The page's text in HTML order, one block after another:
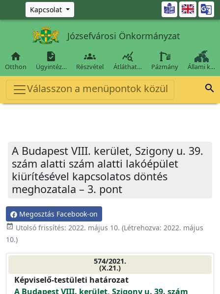
Ugrás a fő tartalomra
Kapcsolat 
Józsefvárosi Önkormányzat

Otthon

Ügyintéz…

Részvétel

Átláthat… Pázmány Állami k…
Válasszon a menüpontok közül 
A Budapest VIII. kerület, Szigony u. 39.
szám alatti szám alatti lakóépület
kiürítésével kapcsolatos döntés
meghozatala – 3. pont
Megosztás Facebook-on
event_available Utolsó frissítés: 2022. május 10. (Létrehozva: 2022. május
10.)
574/2021.
(X.21.)
Képviselő-testületi határozat
A Budapest VIII. kerület, Szigony u. 39. szám